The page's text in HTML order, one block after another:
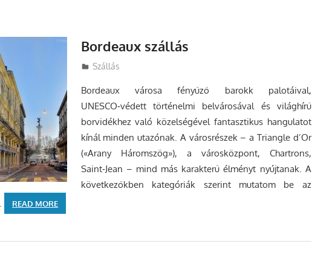
Bordeaux szállás
Utazasok.org
Szállás
Bordeaux városa fényűző barokk palotáival,
UNESCO‑védett történelmi belvárosával és világhírű
borvidékhez való közelségével fantasztikus hangulatot
kínál minden utazónak. A városrészek – a Triangle d’Or
(«Arany Háromszög»), a városközpont, Chartrons,
Saint‑Jean – mind más karakterű élményt nyújtanak. A
következőkben kategóriák szerint mutatom be az
READ MORE